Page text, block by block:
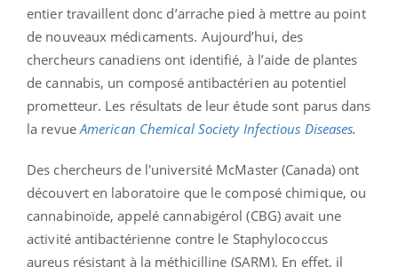
entier travaillent donc d’arrache pied à mettre au point
de nouveaux médicaments. Aujourd’hui, des
chercheurs canadiens ont identifié, à l’aide de plantes
de cannabis, un composé antibactérien au potentiel
prometteur. Les résultats de leur étude sont parus dans
la revue American Chemical Society Infectious Diseases.
Des chercheurs de l'université McMaster (Canada) ont
découvert en laboratoire que le composé chimique, ou
cannabinoïde, appelé cannabigérol (CBG) avait une
activité antibactérienne contre le Staphylococcus
aureus résistant à la méthicilline (SARM). En effet, il